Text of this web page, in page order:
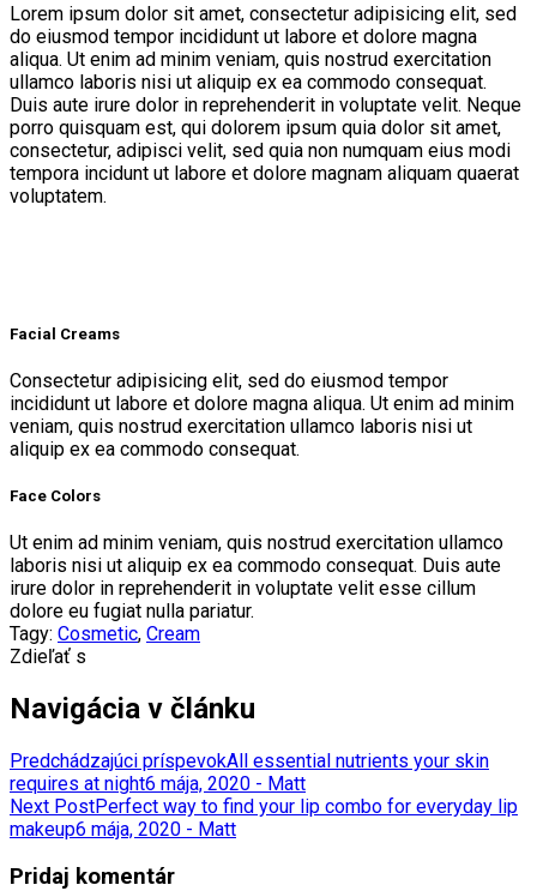
Lorem ipsum dolor sit amet, consectetur adipisicing elit, sed
do eiusmod tempor incididunt ut labore et dolore magna
aliqua. Ut enim ad minim veniam, quis nostrud exercitation
ullamco laboris nisi ut aliquip ex ea commodo consequat.
Duis aute irure dolor in reprehenderit in voluptate velit. Neque
porro quisquam est, qui dolorem ipsum quia dolor sit amet,
consectetur, adipisci velit, sed quia non numquam eius modi
tempora incidunt ut labore et dolore magnam aliquam quaerat
voluptatem.
Facial Creams
Consectetur adipisicing elit, sed do eiusmod tempor
incididunt ut labore et dolore magna aliqua. Ut enim ad minim
veniam, quis nostrud exercitation ullamco laboris nisi ut
aliquip ex ea commodo consequat.
Face Colors
Ut enim ad minim veniam, quis nostrud exercitation ullamco
laboris nisi ut aliquip ex ea commodo consequat. Duis aute
irure dolor in reprehenderit in voluptate velit esse cillum
dolore eu fugiat nulla pariatur.
Tagy: Cosmetic, Cream
Zdieľať s
Navigácia v článku
Predchádzajúci príspevokAll essential nutrients your skin
requires at night6 mája, 2020 - Matt
Next PostPerfect way to find your lip combo for everyday lip
makeup6 mája, 2020 - Matt
Pridaj komentár